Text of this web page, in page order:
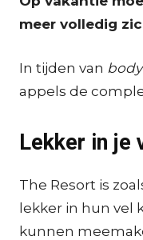
meer volledig
In tijden van
appels de
Lekker in je
The Resort is
lekker in hun vel
kunnen